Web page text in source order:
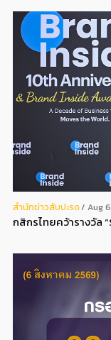
สํานักข่าวสับปะรด Aug
กสิกรไทยคว้ารางวัล